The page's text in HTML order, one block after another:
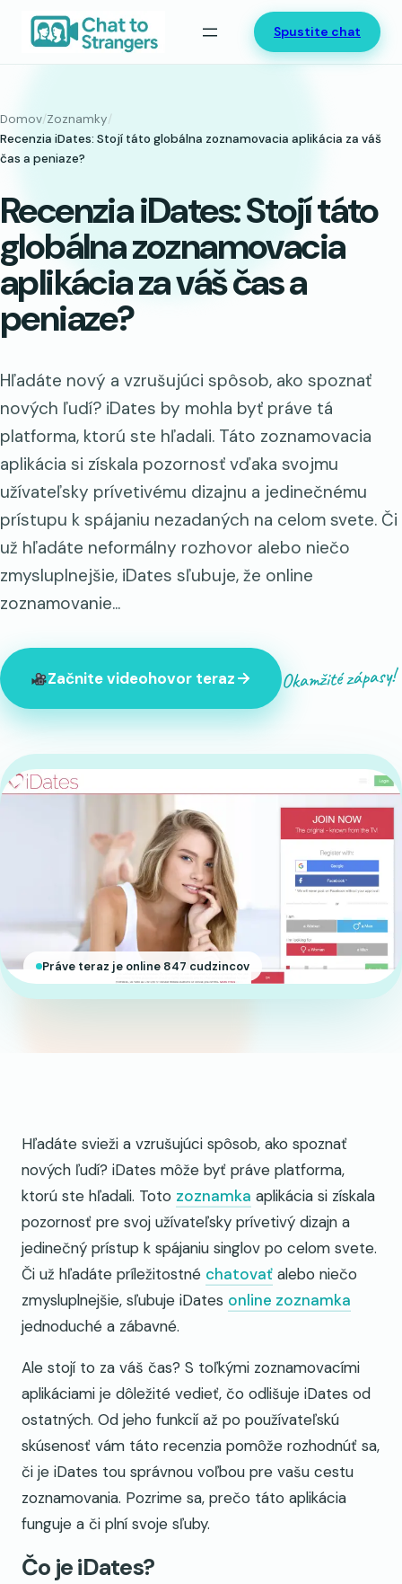
Prejsť
Spustite chat
Domov/Zoznamky/
Recenzia iDates: Stojí táto globálna zoznamovacia aplikácia za váš
čas a peniaze?
Recenzia iDates: Stojí táto
globálna zoznamovacia
aplikácia za váš čas a
peniaze?
Hľadáte nový a vzrušujúci spôsob, ako spoznať
nových ľudí? iDates by mohla byť práve tá
platforma, ktorú ste hľadali. Táto zoznamovacia
aplikácia si získala pozornosť vďaka svojmu
užívateľsky prívetivému dizajnu a jedinečnému
prístupu k spájaniu nezadaných na celom svete. Či
už hľadáte neformálny rozhovor alebo niečo
zmysluplnejšie, iDates sľubuje, že online
zoznamovanie...
Začnite videohovor teraz Okamžité zápasy!
Práve teraz je online 847 cudzincov
Hľadáte svieži a vzrušujúci spôsob, ako spoznať
nových ľudí? iDates môže byť práve platforma,
ktorú ste hľadali. Toto zoznamka aplikácia si získala
pozornosť pre svoj užívateľsky prívetivý dizajn a
jedinečný prístup k spájaniu singlov po celom svete.
Či už hľadáte príležitostné chatovať alebo niečo
zmysluplnejšie, sľubuje iDates online zoznamka
jednoduché a zábavné.
Ale stojí to za váš čas? S toľkými zoznamovacími
aplikáciami je dôležité vedieť, čo odlišuje iDates od
ostatných. Od jeho funkcií až po používateľskú
skúsenosť vám táto recenzia pomôže rozhodnúť sa,
či je iDates tou správnou voľbou pre vašu cestu
zoznamovania. Pozrime sa, prečo táto aplikácia
funguje a či plní svoje sľuby.
Čo je iDates?